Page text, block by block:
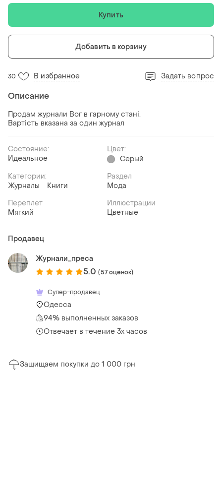
Купить
Добавить в корзину
30 В избранное Задать вопрос
Описание
Продам журнали Вог в гарному стані.
Вартість вказана за один журнал
Состояние:
Идеальное
Цвет:
Серый
Категории:
Журналы
Книги
Раздел
Мода
Переплет
Мягкий
Иллюстрации
Цветные
Продавец
Журнали_преса
5.0 (57 оценок)
Супер-продавец
Одесса
94% выполненных заказов
Отвечает в течение 3х часов
Защищаем покупки до 1 000 грн